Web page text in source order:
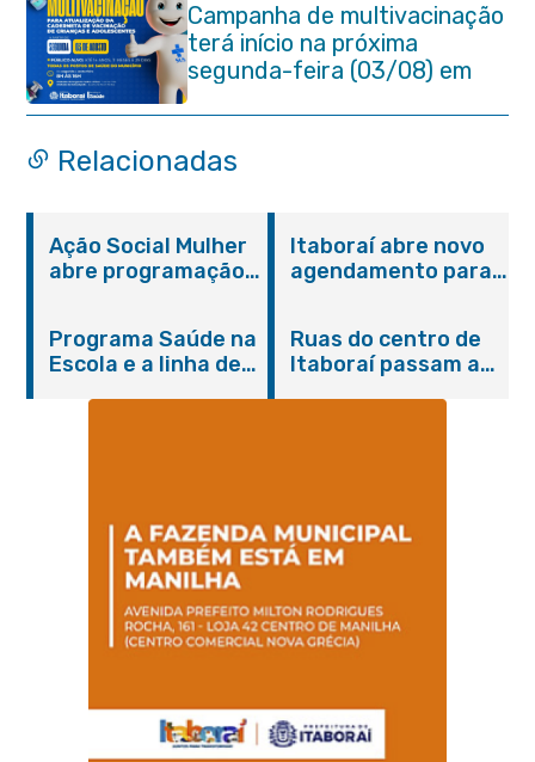
Campanha de multivacinação
terá início na próxima
segunda-feira (03/08) em
Itaboraí
Relacionadas
Ação Social Mulher
abre programação
serviços gratuitos e
orientações
Itaboraí abre novo
agendamento para
Programa Saúde na
Escola e a linha de
Magalhães Seabra
Ruas do centro de
Itaboraí passam a